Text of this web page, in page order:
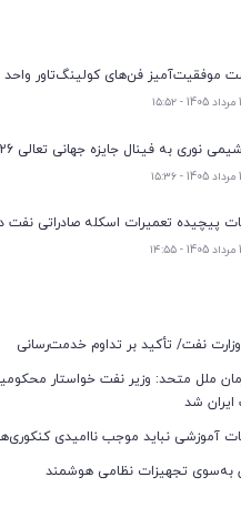
نفت/ تأکید بر تداوم خدمت‌رسانی
ملل متحد: وزیر نفت خواستار
شد
آموزشی نباید موجب ناامیدی
به‌سوی تجهیزات نظامی هوشمند